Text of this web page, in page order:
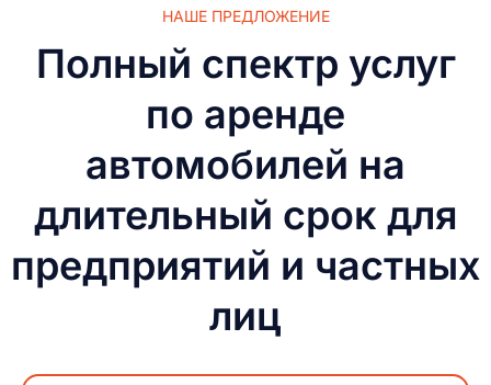
НАШЕ ПРЕДЛОЖЕНИЕ
Полный спектр услуг
по аренде
автомобилей на
длительный срок для
предприятий и частных
лиц